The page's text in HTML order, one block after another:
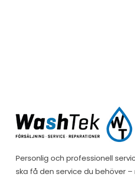
Personlig och professionell
ska få den service du behöver